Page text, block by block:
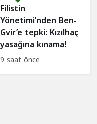
Filistin
Yönetimi’nden Ben-
Gvir’e tepki: Kızılhaç
yasağına kınama!
9 saat önce